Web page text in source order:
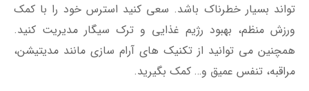
تواند بسیار خطرناک باشد. سعی کنید استرس خود را با کمک
ورزش منظم، بهبود رژیم غذایی و ترک سیگار مدیریت کنید.
همچنین می توانید از تکنیک های آرام سازی مانند مدیتیشن،
مراقبه، تنفس عمیق و… کمک بگیرید.